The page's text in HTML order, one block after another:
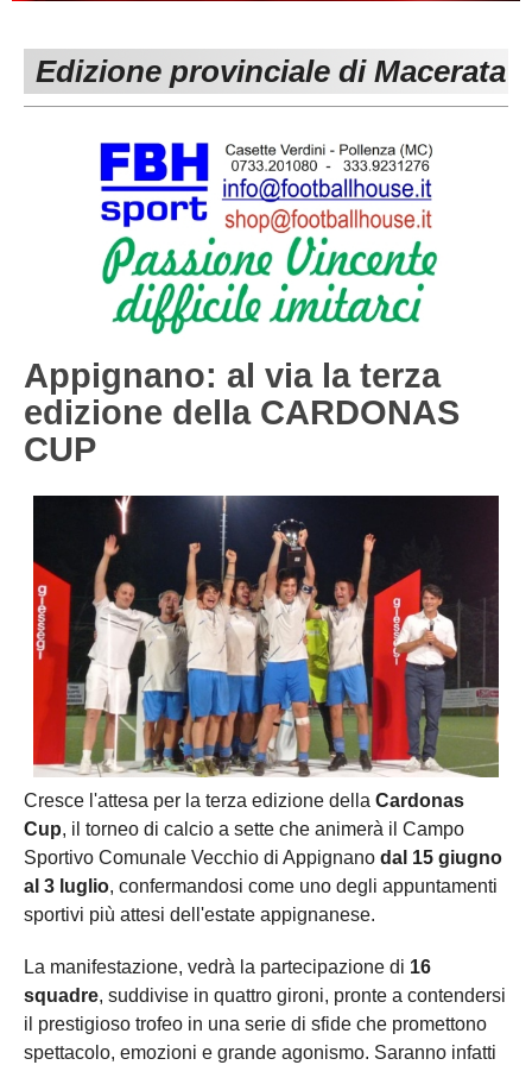
Carica la tua Rosa
1^ CATEGORIA
3^ CATEGORIA
GIOVANILI
Edizione provinciale di Macerata
Appignano: al via la terza
edizione della CARDONAS
CUP
Cresce l'attesa per la terza edizione della Cardonas
Cup, il torneo di calcio a sette che animerà il Campo
Sportivo Comunale Vecchio di Appignano dal 15 giugno
al 3 luglio, confermandosi come uno degli appuntamenti
sportivi più attesi dell'estate appignanese.
La manifestazione, vedrà la partecipazione di 16
squadre, suddivise in quattro gironi, pronte a contendersi
il prestigioso trofeo in una serie di sfide che promettono
spettacolo, emozioni e grande agonismo. Saranno infatti